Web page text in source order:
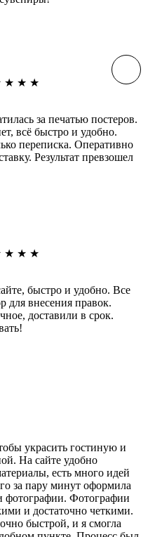
★ ★ ★
за печатью постеров.
всё быстро и удобно.
переписка. Оперативно
Результат превзошел
★ ★ ★
быстро и удобно. Все
для внесения правок.
доставили в срок.
украсить гостиную и
На сайте удобно
есть много идей
за пару минут оформила
фотографии. Фотографии
и достаточно четкими.
быстрой, и я смогла